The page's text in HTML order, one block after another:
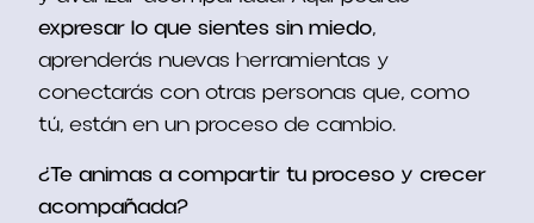
expresar lo que sientes sin miedo,
aprenderás nuevas herramientas y
conectarás con otras personas que,como
tú,están en un proceso de cambio.
¿Te animas a compartir tu proceso y crecer
acompañada?